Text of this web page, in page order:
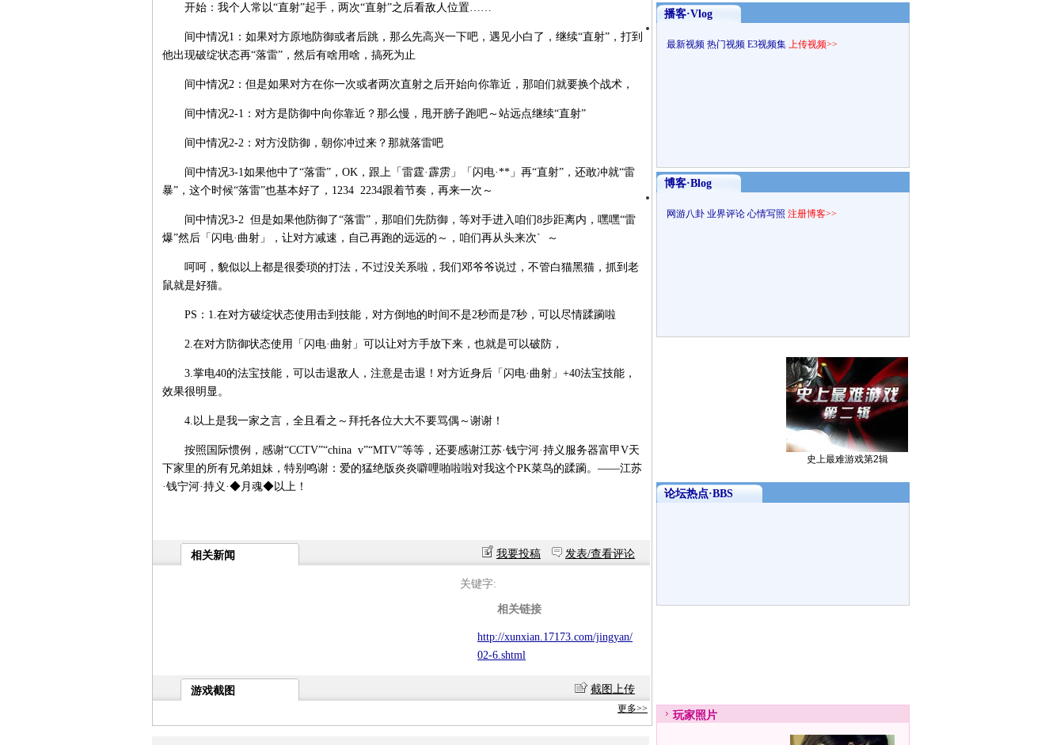
开始：我个人常以“直射”起手，两次“直射”之后看敌人位置……
间中情况1：如果对方原地防御或者后跳，那么先高兴一下吧，遇见小白了，继续“直射”，打到
他出现破绽状态再“落雷”，然后有啥用啥，搞死为止
间中情况2：但是如果对方在你一次或者两次直射之后开始向你靠近，那咱们就要换个战术，
间中情况2-1：对方是防御中向你靠近？那么慢，甩开膀子跑吧～站远点继续“直射”
间中情况2-2：对方没防御，朝你冲过来？那就落雷吧
间中情况3-1如果他中了“落雷”，OK，跟上「雷霆·霹雳」「闪电·**」再“直射”，还敢冲就“雷
暴”，这个时候“落雷”也基本好了，1234 2234跟着节奏，再来一次～
间中情况3-2 但是如果他防御了“落雷”，那咱们先防御，等对手进入咱们8步距离内，嘿嘿“雷
爆”然后「闪电·曲射」，让对方减速，自己再跑的远远的～，咱们再从头来次` ～
呵呵，貌似以上都是很委琐的打法，不过没关系啦，我们邓爷爷说过，不管白猫黑猫，抓到老
鼠就是好猫。
PS：1.在对方破绽状态使用击到技能，对方倒地的时间不是2秒而是7秒，可以尽情蹂躏啦
2.在对方防御状态使用「闪电·曲射」可以让对方手放下来，也就是可以破防，
3.掌电40的法宝技能，可以击退敌人，注意是击退！对方近身后「闪电·曲射」+40法宝技能，
效果很明显。
4.以上是我一家之言，全且看之～拜托各位大大不要骂偶～谢谢！
按照国际惯例，感谢“CCTV”“china v”“MTV”等等，还要感谢江苏·钱宁河·持义服务器富甲V天
下家里的所有兄弟姐妹，特别鸣谢：爱的猛绝版炎炎噼哩啪啦啦对我这个PK菜鸟的蹂躏。——江苏
·钱宁河·持义·◆月魂◆以上！
相关新闻 我要投稿 发表/查看评论
关键字:
相关链接
http://xunxian.17173.com/jingyan/
02-6.shtml
游戏截图 截图上传
更多>>
播客·Vlog
最新视频 热门视频 E3视频集 上传视频>>
博客·Blog
网游八卦 业界评论 心情写照 注册博客>>
史上最难游戏第2辑
论坛热点·BBS
玩家照片